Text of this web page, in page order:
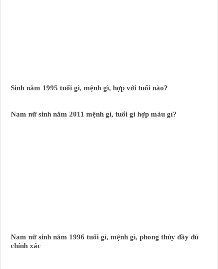
Sinh năm 1995 tuổi gì, mệnh gì, hợp với tuổi nào?
Nam nữ sinh năm 2011 mệnh gì, tuổi gì hợp màu gì?
Nam nữ sinh năm 1996 tuổi gì, mệnh gì, phong thủy đầy đủ
chính xác